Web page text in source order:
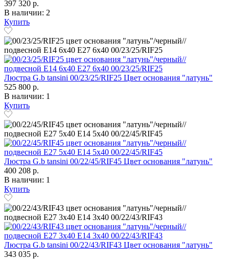
397 320 р.
В наличии: 2
Купить
Люстра G.b tansini 00/23/25/RIF25 Цвет основания "латунь"
525 800 р.
В наличии: 1
Купить
Люстра G.b tansini 00/22/45/RIF45 Цвет основания "латунь"
400 208 р.
В наличии: 1
Купить
Люстра G.b tansini 00/22/43/RIF43 Цвет основания "латунь"
343 035 р.